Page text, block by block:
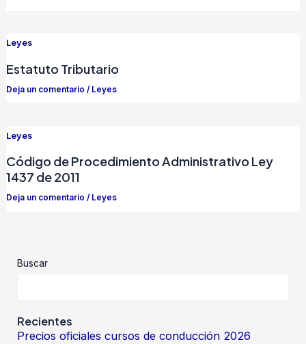
Leyes
Estatuto Tributario
Deja un comentario / Leyes
Leyes
Código de Procedimiento Administrativo Ley
1437 de 2011
Deja un comentario / Leyes
Buscar
Recientes
Precios oficiales cursos de conducción 2026